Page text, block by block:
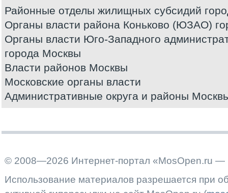
Районные отделы жилищных субсидий
Органы власти района Коньково (ЮЗАО)
Органы власти Юго-Западного
города Москвы
Власти районов Москвы
Московские органы власти
Административные округа и районы
© 2008—2026 Интернет-портал «MosOpen.ru —
Использование материалов разрешается при